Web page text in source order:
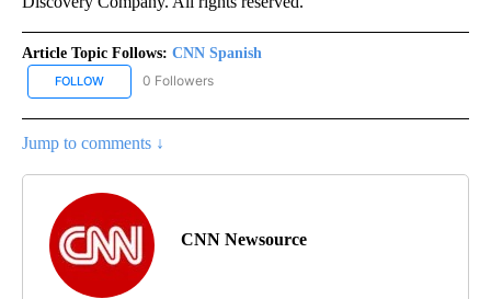
Article Topic Follows: CNN Spanish
FOLLOW FOLLOW "CNN SPANISH" TO RECEIVE NOTIFICATIONS ABOUT
0 Followers
Jump to comments ↓
CNN Newsource